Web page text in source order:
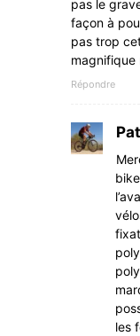
pas le
façon à
pas trop
magnifique
Répondre
les